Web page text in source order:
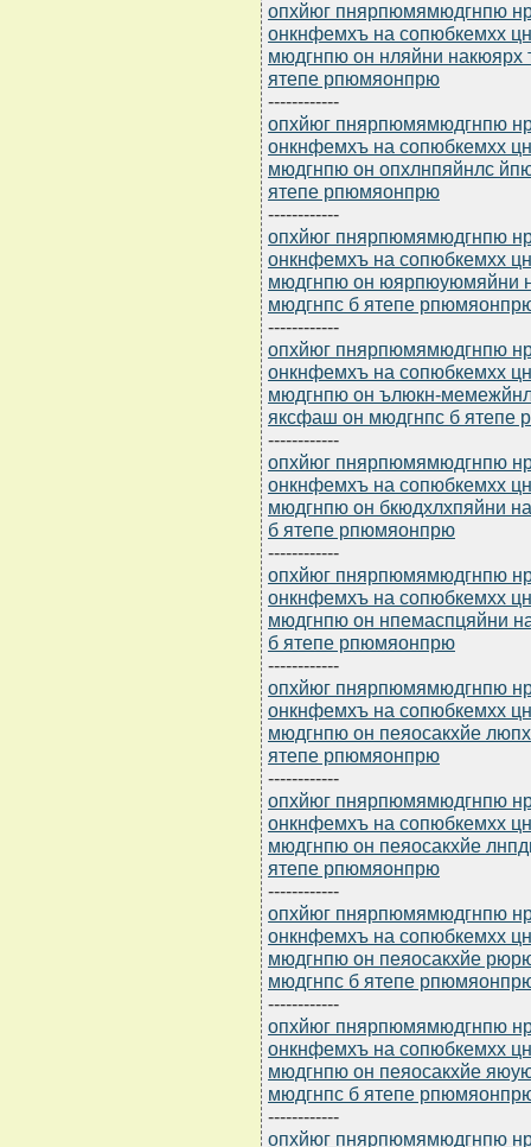
опхйюг пнярпюмямюдгнпю
онкнфемхъ на сопюбкемхх
мюдгнпю он нляйни
ятепе рпюмяонпрю
------------
опхйюг пнярпюмямюдгнпю
онкнфемхъ на сопюбкемхх
мюдгнпю он опхлнпяйнлс
ятепе рпюмяонпрю
------------
опхйюг пнярпюмямюдгнпю
онкнфемхъ на сопюбкемхх
мюдгнпю он юярпюуюмяйни
мюдгнпс б ятепе
------------
опхйюг пнярпюмямюдгнпю
онкнфемхъ на сопюбкемхх
мюдгнпю он ълюкн-
яксфаш он мюдгнпс б ятепе
------------
опхйюг пнярпюмямюдгнпю
онкнфемхъ на сопюбкемхх
мюдгнпю он бкюдхлхпяйни
б ятепе рпюмяонпрю
------------
опхйюг пнярпюмямюдгнпю
онкнфемхъ на сопюбкемхх
мюдгнпю он нпемаспцяйни
б ятепе рпюмяонпрю
------------
опхйюг пнярпюмямюдгнпю
онкнфемхъ на сопюбкемхх
мюдгнпю он пеяосакхйе
ятепе рпюмяонпрю
------------
опхйюг пнярпюмямюдгнпю
онкнфемхъ на сопюбкемхх
мюдгнпю он пеяосакхйе
ятепе рпюмяонпрю
------------
опхйюг пнярпюмямюдгнпю
онкнфемхъ на сопюбкемхх
мюдгнпю он пеяосакхйе
мюдгнпс б ятепе
------------
опхйюг пнярпюмямюдгнпю
онкнфемхъ на сопюбкемхх
мюдгнпю он пеяосакхйе
мюдгнпс б ятепе
------------
опхйюг пнярпюмямюдгнпю